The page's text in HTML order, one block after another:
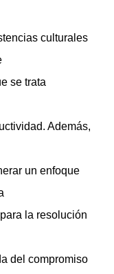
culturales
se trata
Además,
un enfoque
la resolución
del compromiso